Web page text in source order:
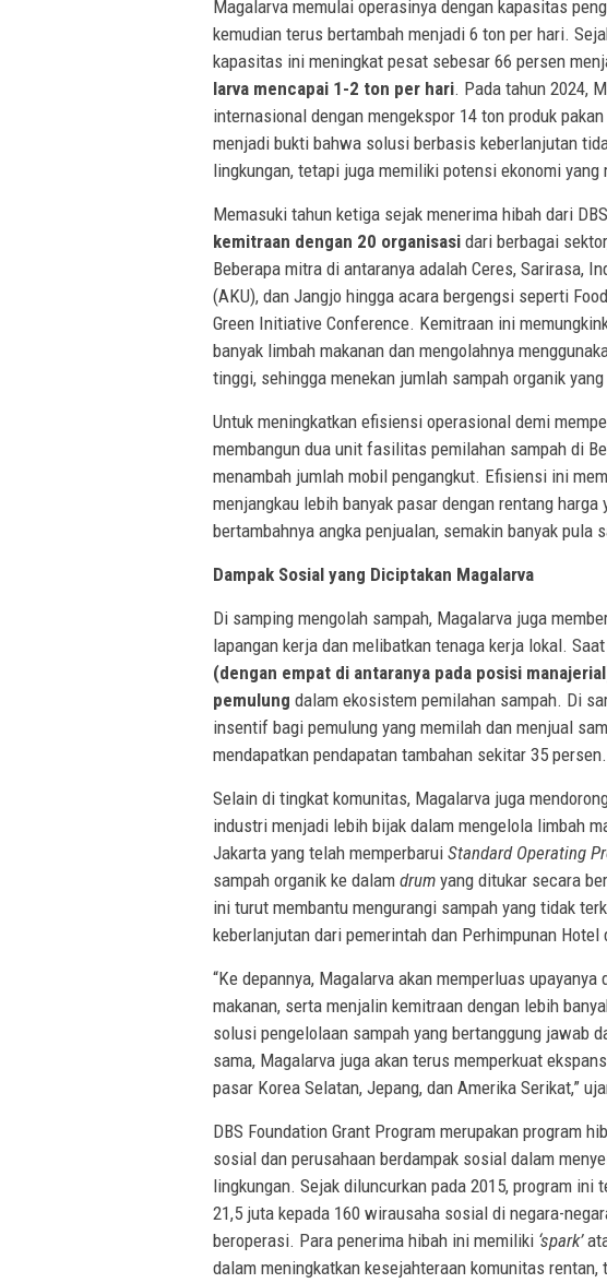
Magalarva memulai operasinya dengan kapasitas
kemudian terus bertambah menjadi 6 ton per hari.
kapasitas ini meningkat pesat sebesar 66 persen
larva mencapai 1-2 ton per hari. Pada tahun 2024,
internasional dengan mengekspor 14 ton produk
menjadi bukti bahwa solusi berbasis keberlanjutan
lingkungan, tetapi juga memiliki potensi ekonomi yang
Memasuki tahun ketiga sejak menerima hibah dari
kemitraan dengan 20 organisasi dari berbagai
Beberapa mitra di antaranya adalah Ceres, Sarirasa,
(AKU), dan Jangjo hingga acara bergengsi seperti
Green Initiative Conference. Kemitraan ini
banyak limbah makanan dan mengolahnya
tinggi, sehingga menekan jumlah sampah organik
Untuk meningkatkan efisiensi operasional demi
membangun dua unit fasilitas pemilahan sampah di
menambah jumlah mobil pengangkut. Efisiensi ini
menjangkau lebih banyak pasar dengan rentang
bertambahnya angka penjualan, semakin banyak pula
Dampak Sosial yang Diciptakan Magalarva
Di samping mengolah sampah, Magalarva juga
lapangan kerja dan melibatkan tenaga kerja lokal.
(dengan empat di antaranya pada posisi
pemulung dalam ekosistem pemilahan sampah. Di
insentif bagi pemulung yang memilah dan menjual
mendapatkan pendapatan tambahan sekitar 35 persen.
Selain di tingkat komunitas, Magalarva juga
industri menjadi lebih bijak dalam mengelola limbah
Jakarta yang telah memperbarui Standard Operating
sampah organik ke dalam drum yang ditukar secara
ini turut membantu mengurangi sampah yang tidak
keberlanjutan dari pemerintah dan Perhimpunan Hotel
“Ke depannya, Magalarva akan memperluas
makanan, serta menjalin kemitraan dengan lebih
solusi pengelolaan sampah yang bertanggung jawab
sama, Magalarva juga akan terus memperkuat
pasar Korea Selatan, Jepang, dan Amerika Serikat,”
DBS Foundation Grant Program merupakan program
sosial dan perusahaan berdampak sosial dalam
lingkungan. Sejak diluncurkan pada 2015, program ini
21,5 juta kepada 160 wirausaha sosial di negara-
beroperasi. Para penerima hibah ini memiliki ‘spark’
dalam meningkatkan kesejahteraan komunitas